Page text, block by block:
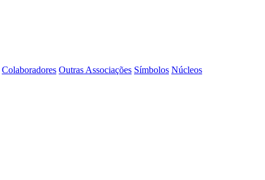
Colaboradores Outras Associações Símbolos Núcleos